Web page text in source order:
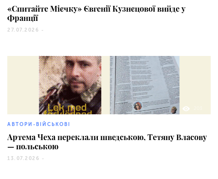
«Спитайте Мієчку» Євгенії Кузнєцової вийде у
Франції
27.07.2026 -
АВТОРИ-ВІЙСЬКОВІ
Артема Чеха переклали шведською, Тетяну Власову
— польською
13.07.2026 -